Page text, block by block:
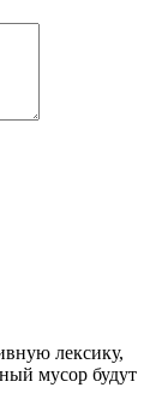
лексику,
мусор будут